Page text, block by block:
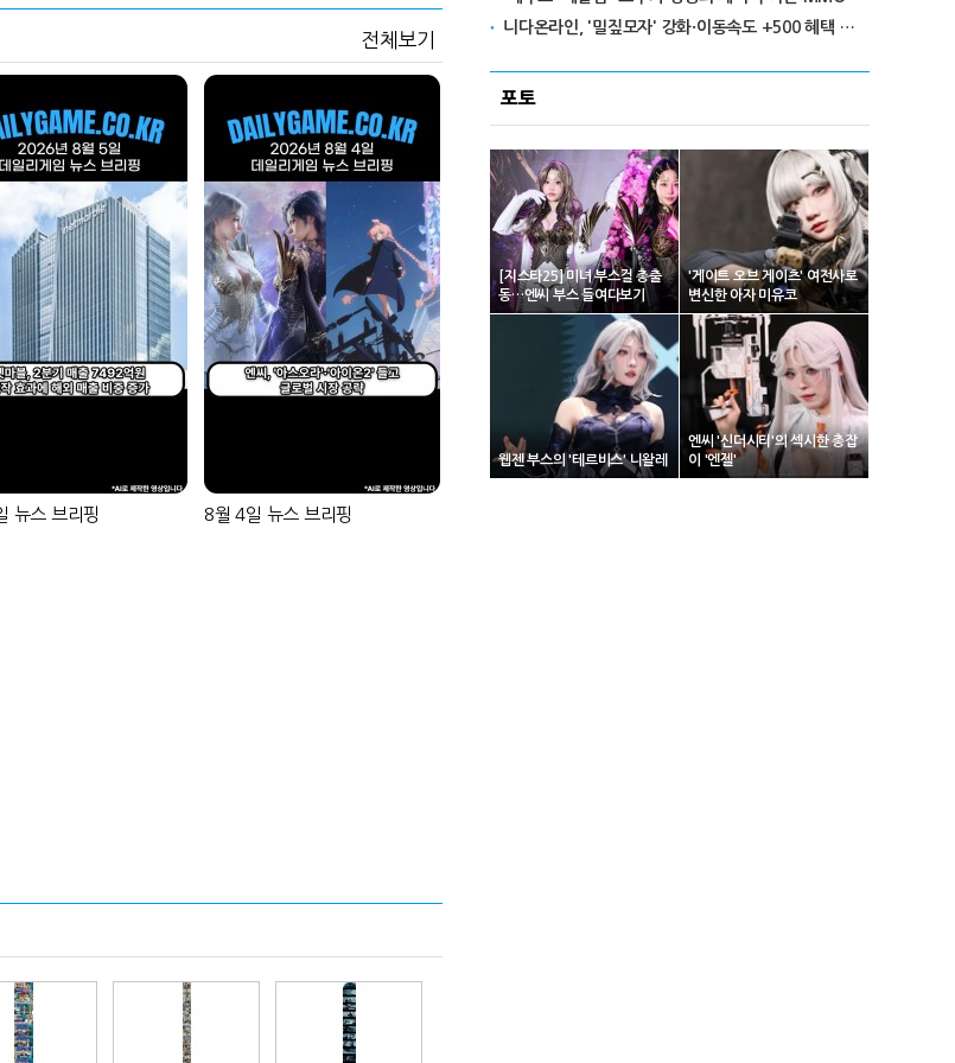
전체보기
뉴스 브리핑 8월 4일 뉴스 브리핑
니다온라인, '밀짚모자' 강화·이동속도 +500 혜택 이벤트 진행
포토
[지스타25] 미녀 부스걸 총출
동…엔씨 부스 들여다보기
'게이트 오브 게이츠' 여전사로
변신한 아자 미유코
웹젠 부스의 '테르비스' 니왈레
엔씨 '신더시티'의 섹시한 총잡
이 '엔젤'